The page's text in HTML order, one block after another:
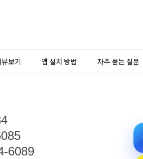
보기 앱 설치 방법 자주 묻는 질문
6089